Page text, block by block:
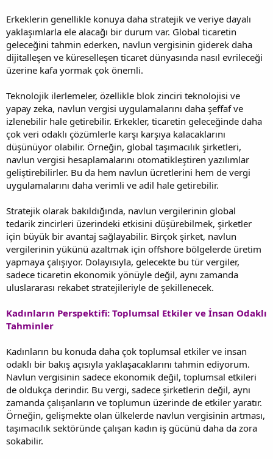
Erkeklerin genellikle konuya daha stratejik ve veriye dayalı
yaklaşımlarla ele alacağı bir durum var. Global ticaretin
geleceğini tahmin ederken, navlun vergisinin giderek daha
dijitalleşen ve küreselleşen ticaret dünyasında nasıl evrileceği
üzerine kafa yormak çok önemli.
Teknolojik ilerlemeler, özellikle blok zinciri teknolojisi ve
yapay zeka, navlun vergisi uygulamalarını daha şeffaf ve
izlenebilir hale getirebilir. Erkekler, ticaretin geleceğinde daha
çok veri odaklı çözümlerle karşı karşıya kalacaklarını
düşünüyor olabilir. Örneğin, global taşımacılık şirketleri,
navlun vergisi hesaplamalarını otomatikleştiren yazılımlar
geliştirebilirler. Bu da hem navlun ücretlerini hem de vergi
uygulamalarını daha verimli ve adil hale getirebilir.
Stratejik olarak bakıldığında, navlun vergilerinin global
tedarik zincirleri üzerindeki etkisini düşürebilmek, şirketler
için büyük bir avantaj sağlayabilir. Birçok şirket, navlun
vergilerinin yükünü azaltmak için offshore bölgelerde üretim
yapmaya çalışıyor. Dolayısıyla, gelecekte bu tür vergiler,
sadece ticaretin ekonomik yönüyle değil, aynı zamanda
uluslararası rekabet stratejileriyle de şekillenecek.
Kadınların Perspektifi: Toplumsal Etkiler ve İnsan Odaklı
Tahminler
Kadınların bu konuda daha çok toplumsal etkiler ve insan
odaklı bir bakış açısıyla yaklaşacaklarını tahmin ediyorum.
Navlun vergisinin sadece ekonomik değil, toplumsal etkileri
de oldukça derindir. Bu vergi, sadece şirketlerin değil, aynı
zamanda çalışanların ve toplumun üzerinde de etkiler yaratır.
Örneğin, gelişmekte olan ülkelerde navlun vergisinin artması,
taşımacılık sektöründe çalışan kadın iş gücünü daha da zora
sokabilir.